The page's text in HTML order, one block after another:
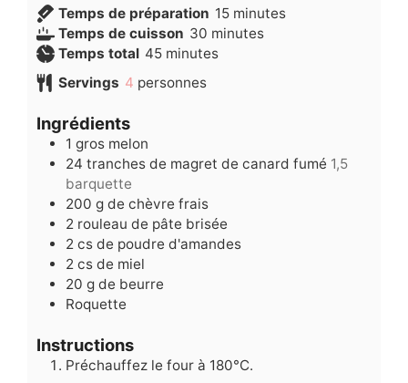
Temps de préparation 15minutes
minutes
Temps de cuisson 30minutes
minutes
Temps total 45minutes
minutes
Servings 4 personnes
Ingrédients
1 gros melon
24 tranches de magret de canard fumé 1,5
barquette
200 g de chèvre frais
2 rouleau de pâte brisée
2 cs de poudre d'amandes
2 cs de miel
20 g de beurre
Roquette
Instructions
Préchauffez le four à 180°C.